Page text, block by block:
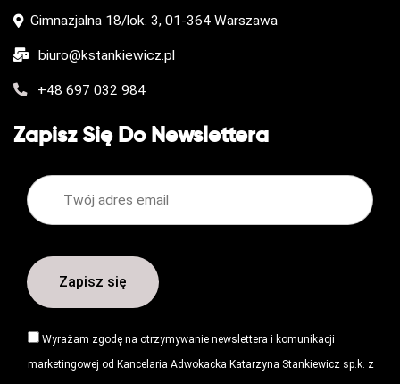
Gimnazjalna 18/lok. 3, 01-364 Warszawa
biuro@kstankiewicz.pl
+48 697 032 984
Zapisz Się Do Newslettera
Wyrażam zgodę na otrzymywanie newslettera i komunikacji
marketingowej od Kancelaria Adwokacka Katarzyna Stankiewicz sp.k. z